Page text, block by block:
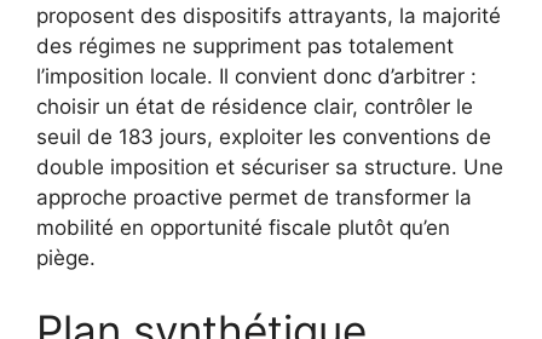
proposent des dispositifs attrayants, la majorité
des régimes ne suppriment pas totalement
l’imposition locale. Il convient donc d’arbitrer :
choisir un état de résidence clair, contrôler le
seuil de 183 jours, exploiter les conventions de
double imposition et sécuriser sa structure. Une
approche proactive permet de transformer la
mobilité en opportunité fiscale plutôt qu’en
piège.